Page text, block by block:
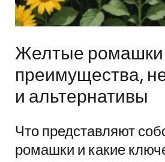
Желтые
преимущества,
и альтернативы
Что представляют
ромашки и какие